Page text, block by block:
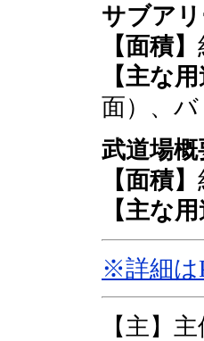
サブア
【面積】
【主な用
面）、
武道場概
【面積】
【主な用
※詳細は
【主】